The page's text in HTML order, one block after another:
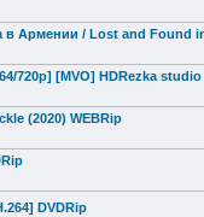
Армении / Lost and Found
720p] [MVO] HDRezka studio
(2020) WEBRip
DVDRip